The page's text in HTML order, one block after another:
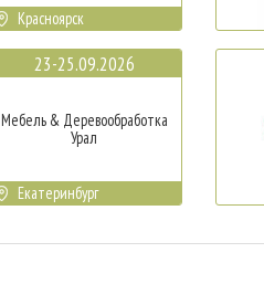
Красноярск
23-25.09.2026
Мебель & Деревообработка
Урал
Екатеринбург